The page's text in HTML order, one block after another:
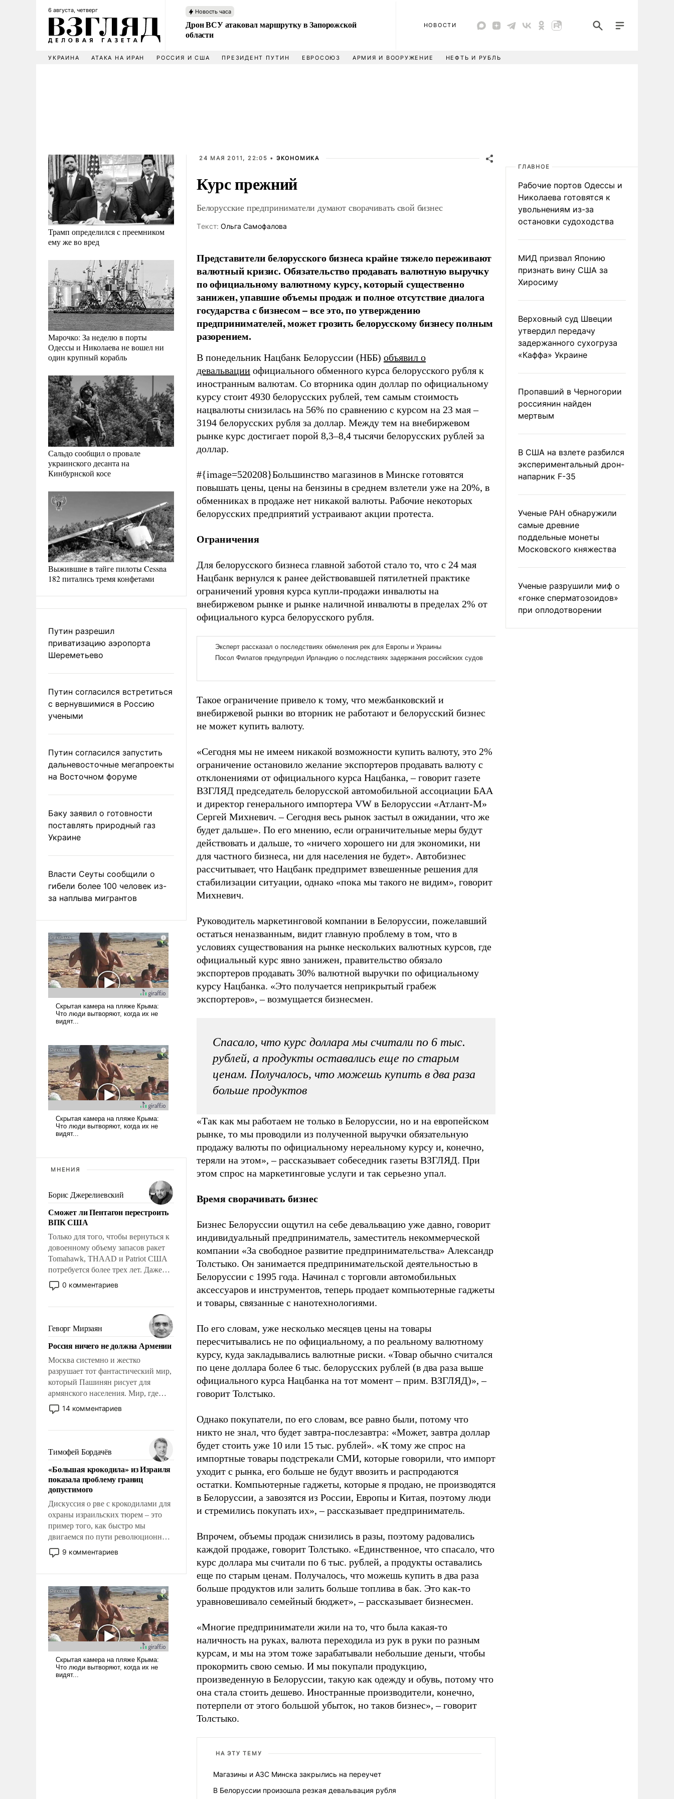
6 августа, четверг Новость часа
Дрон ВСУ атаковал маршрутку в Запорожской
области
НОВОСТИ
УКРАИНА АТАКА НА ИРАН РОССИЯ И США ПРЕЗИДЕНТ ПУТИН ЕВРОСОЮЗ АРМИЯ И ВООРУЖЕНИЕ НЕФТЬ И РУБЛЬ
Трамп определился с преемником
ему же во вред
Марочко: За неделю в порты
Одессы и Николаева не вошел ни
один крупный корабль
Сальдо сообщил о провале
украинского десанта на
Кинбурнской косе
Выжившие в тайге пилоты Cessna
182 питались тремя конфетами
Путин разрешил
приватизацию аэропорта
Шереметьево
Путин согласился встретиться
с вернувшимися в Россию
учеными
Путин согласился запустить
дальневосточные мегапроекты
на Восточном форуме
Баку заявил о готовности
поставлять природный газ
Украине
Власти Сеуты сообщили о
гибели более 100 человек из-
за наплыва мигрантов
МНЕНИЯ
Борис Джерелиевский
Сможет ли Пентагон перестроить
ВПК США
Только для того, чтобы вернуться к
довоенному объему запасов ракет
Tomahawk, THAAD и Patriot США
потребуется более трех лет. Даже
небольшая война с Ираном
опустошила американские
уязвимости США, например, перед
Китаем.
0 комментариев
Геворг Мирзаян
Россия ничего не должна Армении
Москва системно и жестко
разрушает тот фантастический мир,
который Пашинян рисует для
армянского населения. Мир, где
этому населению все должны
просто по определению, где его
беспрекословно оплачиваться за
счет российских
налогоплательщиков и где за свои
поступки не нужно отвечать.
14 комментариев
Тимофей Бордачёв
«Большая крокодила» из Израиля
показала проблему границ
допустимого
Дискуссия о рве с крокодилами для
охраны израильских тюрем – это
пример того, как быстро мы
двигаемся по пути революционных
изменений. То, что несколько лет
назад было образом для
9 комментариев
24 МАЯ 2011, 22:05 • ЭКОНОМИКА
Курс прежний
Белорусские предприниматели думают сворачивать свой бизнес
Tекст: Ольга Самофалова
Представители белорусского бизнеса крайне тяжело переживают
валютный кризис. Обязательство продавать валютную выручку
по официальному валютному курсу, который существенно
занижен, упавшие объемы продаж и полное отсутствие диалога
государства с бизнесом – все это, по утверждению
предпринимателей, может грозить белорусскому бизнесу полным
разорением.
В понедельник Нацбанк Белоруссии (НББ) объявил о
девальвации официального обменного курса белорусского рубля к
иностранным валютам. Со вторника один доллар по официальному
курсу стоит 4930 белорусских рублей, тем самым стоимость
нацвалюты снизилась на 56% по сравнению с курсом на 23 мая –
3194 белорусских рубля за доллар. Между тем на внебиржевом
рынке курс достигает порой 8,3–8,4 тысячи белорусских рублей за
доллар.
#{image=520208}Большинство магазинов в Минске готовятся
повышать цены, цены на бензины в среднем взлетели уже на 20%, в
обменниках в продаже нет никакой валюты. Рабочие некоторых
белорусских предприятий устраивают акции протеста.
Ограничения
Для белорусского бизнеса главной заботой стало то, что с 24 мая
Нацбанк вернулся к ранее действовавшей пятилетней практике
ограничений уровня курса купли-продажи инвалюты на
внебиржевом рынке и рынке наличной инвалюты в пределах 2% от
официального курса белорусского рубля.
Такое ограничение привело к тому, что межбанковский и
внебиржевой рынки во вторник не работают и белорусский бизнес
не может купить валюту.
«Сегодня мы не имеем никакой возможности купить валюту, это 2%
ограничение остановило желание экспортеров продавать валюту с
отклонениями от официального курса Нацбанка,–говорит газете
ВЗГЛЯД председатель белорусской автомобильной ассоциации БАА
и директор генерального импортера VW в Белоруссии «Атлант-М»
Сергей Михневич.–Сегодня весь рынок застыл в ожидании, что же
будет дальше». По его мнению, если ограничительные меры будут
действовать и дальше, то «ничего хорошего ни для экономики, ни
для частного бизнеса, ни для населения не будет». Автобизнес
рассчитывает, что Нацбанк предпримет взвешенные решения для
стабилизации ситуации, однако «пока мы такого не видим», говорит
Михневич.
Руководитель маркетинговой компании в Белоруссии, пожелавший
остаться неназванным, видит главную проблему в том, что в
условиях существования на рынке нескольких валютных курсов, где
официальный курс явно занижен, правительство обязало
экспортеров продавать 30% валютной выручки по официальному
курсу Нацбанка. «Это получается неприкрытый грабеж
экспортеров»,–возмущается бизнесмен.
Спасало, что курс доллара мы считали по 6 тыс.
рублей, а продукты оставались еще по старым
ценам. Получалось, что можешь купить в два раза
больше продуктов
«Так как мы работаем не только в Белоруссии, но и на европейском
рынке, то мы проводили из полученной выручки обязательную
продажу валюты по официальному нереальному курсу и, конечно,
теряли на этом»,–рассказывает собеседник газеты ВЗГЛЯД. При
этом спрос на маркетинговые услуги и так серьезно упал.
Время сворачивать бизнес
Бизнес Белоруссии ощутил на себе девальвацию уже давно, говорит
индивидуальный предприниматель, заместитель некоммерческой
компании «За свободное развитие предпринимательства» Александр
Толстыко. Он занимается предпринимательской деятельностью в
Белоруссии с 1995 года. Начинал с торговли автомобильных
аксессуаров и инструментов, теперь продает компьютерные гаджеты
и товары, связанные с нанотехнологиями.
По его словам, уже несколько месяцев цены на товары
пересчитывались не по официальному, а по реальному валютному
курсу, куда закладывались валютные риски. «Товар обычно считался
по цене доллара более 6 тыс. белорусских рублей (в два раза выше
официального курса Нацбанка на тот момент – прим. ВЗГЛЯД)»,–
говорит Толстыко.
Однако покупатели, по его словам, все равно были, потому что
никто не знал, что будет завтра-послезавтра: «Может, завтра доллар
будет стоить уже 10 или 15 тыс. рублей». «К тому же спрос на
импортные товары подстрекали СМИ, которые говорили, что импорт
уходит с рынка, его больше не будут ввозить и распродаются
остатки. Компьютерные гаджеты, которые я продаю, не производятся
в Белоруссии, а завозятся из России, Европы и Китая, поэтому люди
и стремились покупать их»,–рассказывает предприниматель.
Впрочем, объемы продаж снизились в разы, поэтому радовались
каждой продаже, говорит Толстыко. «Единственное, что спасало, что
курс доллара мы считали по 6 тыс. рублей, а продукты оставались
еще по старым ценам. Получалось, что можешь купить в два раза
больше продуктов или залить больше топлива в бак. Это как-то
уравновешивало семейный бюджет»,–рассказывает бизнесмен.
«Многие предприниматели жили на то, что была какая-то
наличность на руках, валюта переходила из рук в руки по разным
курсам, и мы на этом тоже зарабатывали небольшие деньги, чтобы
прокормить свою семью. И мы покупали продукцию,
произведенную в Белоруссии, такую как одежду и обувь, потому что
она стала стоить дешево. Иностранные производители, конечно,
потерпели от этого большой убыток, но таков бизнес»,–говорит
Толстыко.
НА ЭТУ ТЕМУ
Магазины и АЗС Минска закрылись на переучет
В Белоруссии произошла резкая девальвация рубля
ГЛАВНОЕ
Рабочие портов Одессы и
Николаева готовятся к
увольнениям из-за
остановки судоходства
МИД призвал Японию
признать вину США за
Хиросиму
Верховный суд Швеции
утвердил передачу
задержанного сухогруза
«Каффа» Украине
Пропавший в Черногории
россиянин найден
мертвым
В США на взлете разбился
экспериментальный дрон-
напарник F-35
Ученые РАН обнаружили
самые древние
поддельные монеты
Московского княжества
Ученые разрушили миф о
«гонке сперматозоидов»
при оплодотворении